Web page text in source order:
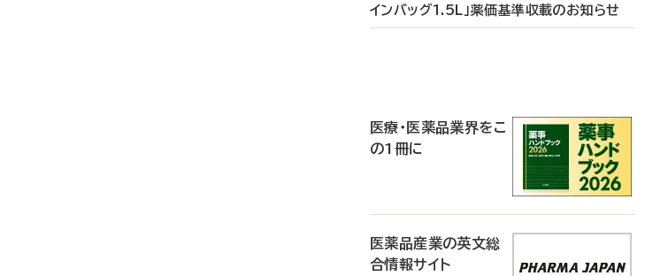
インバッグ1.5L」薬価基準収載のお知らせ
医療・医薬品業界をこ
の1冊に
医薬品産業の英文総
合情報サイト